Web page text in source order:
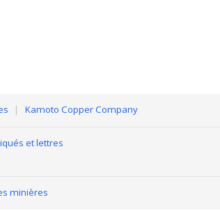
| Kamoto Copper Company
et lettres
minières